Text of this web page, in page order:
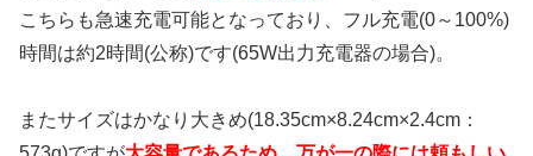
こちらも急速充電可能となっており、フル充電(0～100%)
時間は約2時間(公称)です(65W出力充電器の場合)。
またサイズはかなり大きめ(18.35cm×8.24cm×2.4cm：